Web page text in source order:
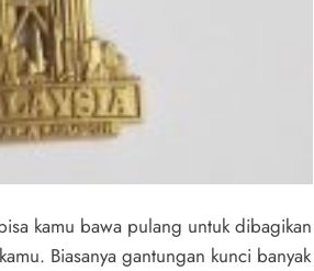
kamu bawa pulang untuk dibagikan
Biasanya gantungan kunci banyak